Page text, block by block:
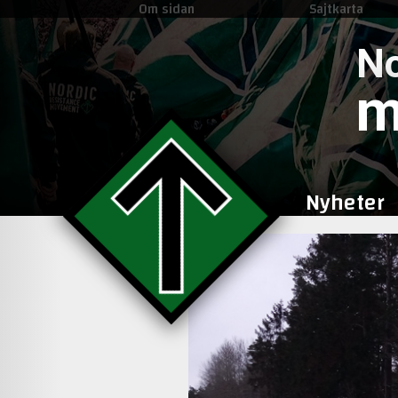
Om sidan Sajtkarta
Nyheter